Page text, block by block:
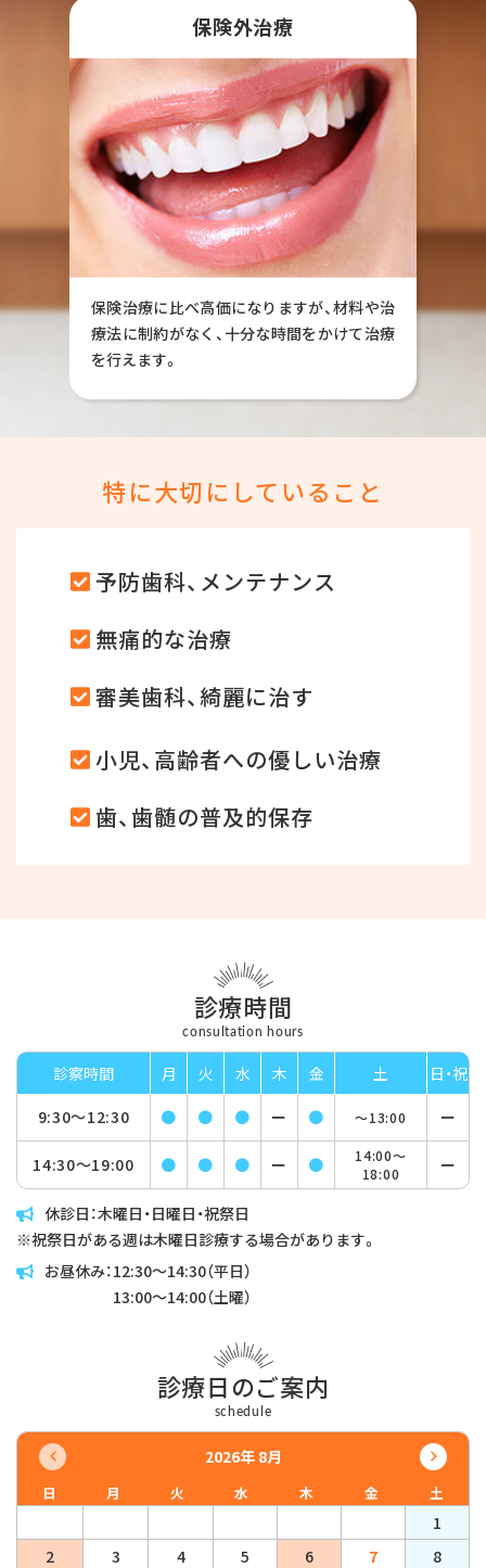
保険外治療
保険治療に比べ高価になりますが、材料や治
療法に制約がなく、十分な時間をかけて治療
を行えます。
特に大切にしていること
予防歯科、メンテナンス
無痛的な治療
審美歯科、綺麗に治す
小児、高齢者への優しい治療
歯、歯髄の普及的保存
診療時間
consultation hours
診察時間 月 火 水 木 金 土
日・祝
9:30〜12:30 ● ● ● ー ● 〜13:00 ー
14:30〜19:00 ● ● ● ー ●
14:00〜
18:00
ー
休診日：木曜日・日曜日・祝祭日
※祝祭日がある週は木曜日診療する場合があります。
お昼休み：12:30〜14:30（平日）
13:00〜14:00（土曜）
診療日のご案内
schedule
2026年 8月
日 月 火 水 木 金 土
1
2
3 4 5 6 7
8